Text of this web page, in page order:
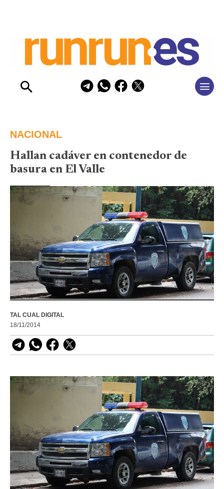
NACIONAL
Hallan cadáver en contenedor de
basura en El Valle
TAL CUAL DIGITAL
18/11/2014